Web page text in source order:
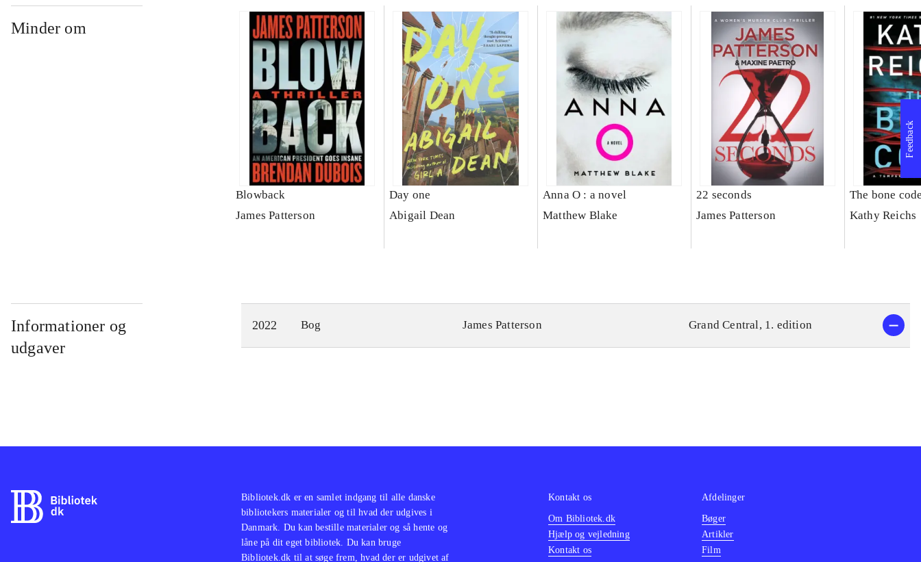
Minder om
Blowback
James Patterson
Day one
Abigail Dean
Anna O : a novel
Matthew Blake
22 seconds
James Patterson
The bone
Kathy Reichs
Informationer og
udgaver
2022 Bog James Patterson Grand Central, 1. edition
Feedback
Bibliotek.dk er en samlet indgang til alle danske
bibliotekers materialer og til hvad der udgives i
Danmark. Du kan bestille materialer og så hente og
låne på dit eget bibliotek. Du kan bruge
Bibliotek.dk til at søge frem, hvad der er udgivet af
Kontakt os
Om Bibliotek.dk
Hjælp og vejledning
Kontakt os
Afdelinger
Bøger
Artikler
Film